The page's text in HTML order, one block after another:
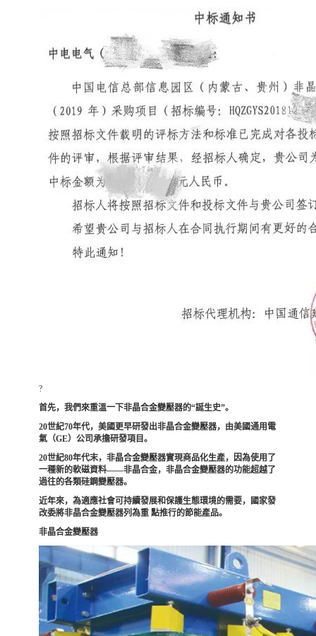
?
首先，我們來重溫一下非晶合金變壓器的“誕生史”。
20世紀70年代，美國更早研發出非晶合金變壓器，由美國通用電
氣（GE）公司承擔研發項目。
20世紀80年代末，非晶合金變壓器實現商品化生產，因為使用了
一種新的軟磁資料——非晶合金，非晶合金變壓器的功能超越了
過往的各類硅鋼變壓器。
近年來，為適應社會可持續發展和保護生態環境的需要，國家發
改委將非晶合金變壓器列為重 點推行的節能產品。
非晶合金變壓器